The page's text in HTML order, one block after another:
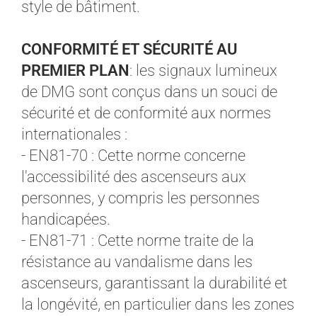
style de bâtiment.
CONFORMITÉ ET SÉCURITÉ AU
PREMIER PLAN: les signaux lumineux
de DMG sont conçus dans un souci de
sécurité et de conformité aux normes
internationales :
- EN81-70 : Cette norme concerne
l'accessibilité des ascenseurs aux
personnes, y compris les personnes
handicapées.
- EN81-71 : Cette norme traite de la
résistance au vandalisme dans les
ascenseurs, garantissant la durabilité et
la longévité, en particulier dans les zones